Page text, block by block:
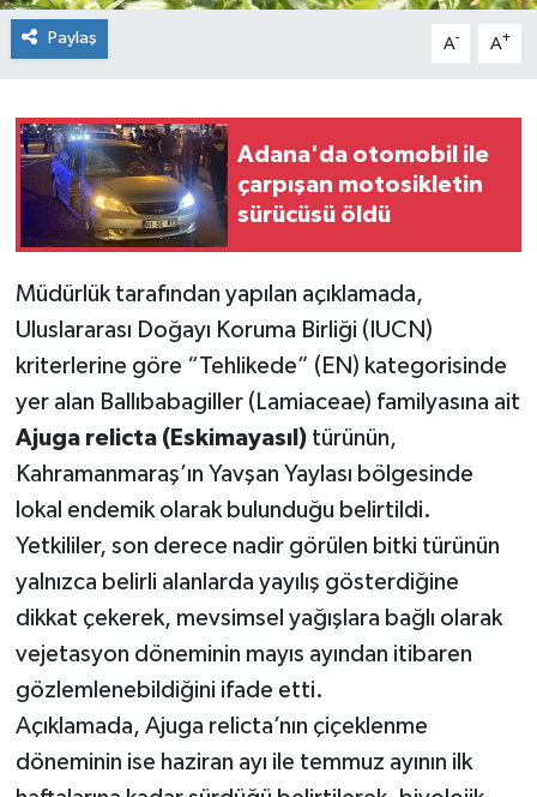
Paylaş A- A+
Adana'da otomobil ile
çarpışan motosikletin
sürücüsü öldü
Müdürlük tarafından yapılan açıklamada,
Uluslararası Doğayı Koruma Birliği (IUCN)
kriterlerine göre “Tehlikede” (EN) kategorisinde
yer alan Ballıbabagiller (Lamiaceae) familyasına ait
Ajuga relicta (Eskimayasıl)türünün,
Kahramanmaraş’ın Yavşan Yaylası bölgesinde
lokal endemik olarak bulunduğu belirtildi.
Yetkililer, son derece nadir görülen bitki türünün
yalnızca belirli alanlarda yayılış gösterdiğine
dikkat çekerek, mevsimsel yağışlara bağlı olarak
vejetasyon döneminin mayıs ayından itibaren
gözlemlenebildiğini ifade etti.
Açıklamada, Ajuga relicta’nın çiçeklenme
döneminin ise haziran ayı ile temmuz ayının ilk